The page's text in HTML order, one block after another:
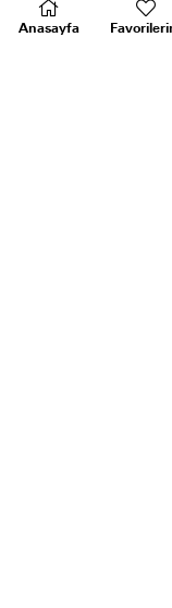
Anasayfa